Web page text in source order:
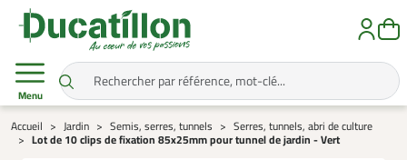
Menu
Accueil Jardin Semis, serres, tunnels Serres, tunnels, abri de culture
Lot de 10 clips de fixation 85x25mm pour tunnel de jardin - Vert